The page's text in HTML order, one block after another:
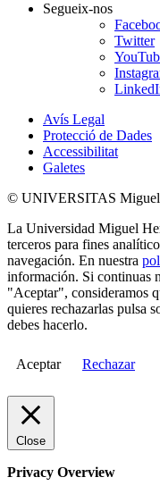
Segueix-nos
Twitter
Avís Legal
Protecció de Dades
Accessibilitat
Galetes
© UNIVERSITAS Miguel
La Universidad Miguel
terceros para fines
navegación. En nuestra
información. Si continuas
"Aceptar", consideramos
quieres rechazarlas pulsa
debes hacerlo.
Aceptar Rechazar
Close
Privacy Overview